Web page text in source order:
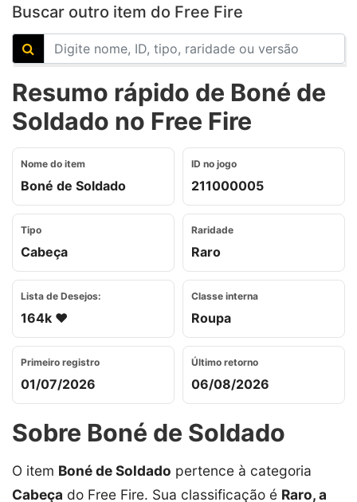
Buscar outro item do Free Fire
Resumo rápido de Boné de
Soldado no Free Fire
Nome do item
Boné de Soldado
ID no jogo
211000005
Tipo
Cabeça
Raridade
Raro
Lista de Desejos:
164k ❤️
Classe interna
Roupa
Primeiro registro
01/07/2026
Último retorno
06/08/2026
Sobre Boné de Soldado
O item Boné de Soldado pertence à categoria
Cabeça do Free Fire. Sua classificação é Raro, a